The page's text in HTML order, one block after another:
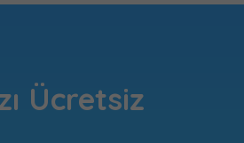
Ücretsiz